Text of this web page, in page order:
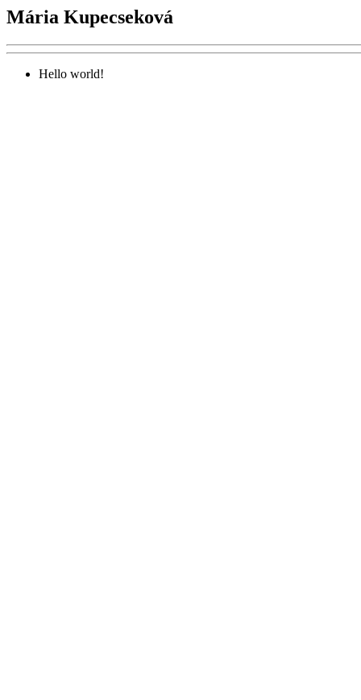
Mária Kupecseková
Hello world!